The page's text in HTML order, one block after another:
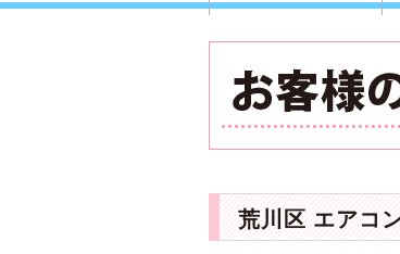
荒川区 エアコ